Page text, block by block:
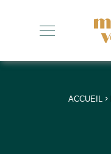
+
+
+
ACCUEIL>